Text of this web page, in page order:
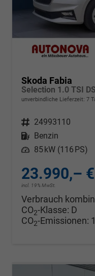
Skoda Fabia
Selection 1.0 TSI
unverbindliche Lieferzeit: 7
Fahrzeugnr. 24993110
Kraftstoff
Benzin
Leistung 85 kW (116 PS)
23.990,– €
incl. 19% MwSt.
Verbrauch
CO2-Klasse: D
CO2-Emissionen: